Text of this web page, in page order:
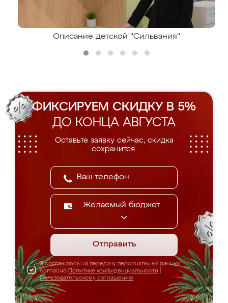
Описание детской "Сильвания"
ФИКСИРУЕМ СКИДКУ В 5%
ДО КОНЦА АВГУСТА
Оставьте заявку сейчас, скидка
сохранится.
Желаемый бюджет
Отправить
Я соглашаюсь на передачу персональных данных
согласно Политике конфиденциальности
Пользовательскому соглашению